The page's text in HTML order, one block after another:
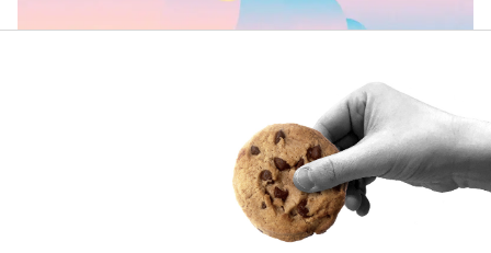
Rahoitushaku: Luonnon terveyshyödyt käyttöön